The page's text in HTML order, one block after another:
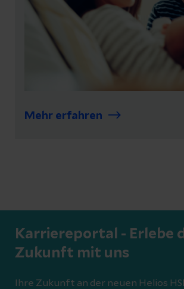
Mehr erfahren
Karriereportal - Erlebe
Zukunft mit uns
Ihre Zukunft an der neuen Helios